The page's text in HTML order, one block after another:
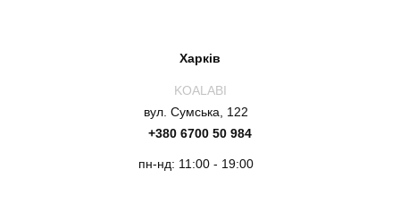
Харків
KOALABI
вул. Сумська, 122
+380 6700 50 984
пн-нд: 11:00 - 19:00